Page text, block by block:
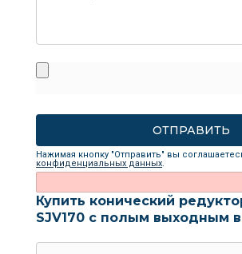
Нажимая кнопку "Отправить" вы
конфиденциальных данных.
Купить конический
SJV170 с полым выходным